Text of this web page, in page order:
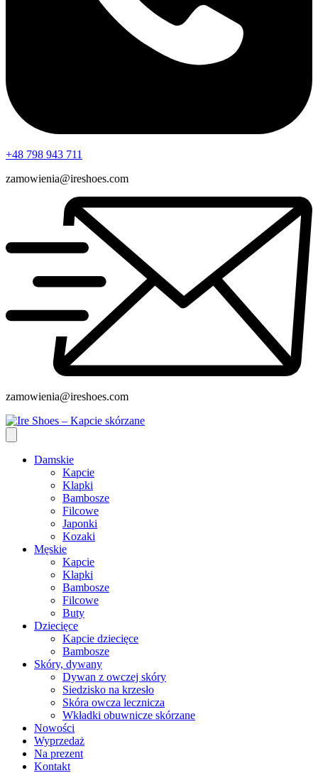
+48 798 943 711
zamowienia@ireshoes.com
zamowienia@ireshoes.com
Damskie
Kapcie
Klapki
Bambosze
Filcowe
Japonki
Kozaki
Męskie
Kapcie
Klapki
Bambosze
Filcowe
Buty
Dziecięce
Kapcie dziecięce
Bambosze
Skóry, dywany
Dywan z owczej skóry
Siedzisko na krzesło
Skóra owcza lecznicza
Wkładki obuwnicze skórzane
Nowości
Wyprzedaż
Na prezent
Kontakt